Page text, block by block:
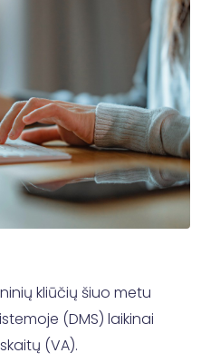
kliūčių šiuo metu
(DMS) laikinai
(VA).